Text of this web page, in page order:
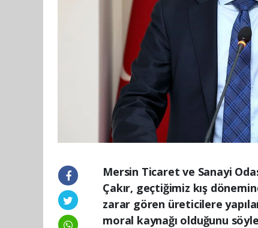
Mersin Ticaret ve Sanayi
Çakır, geçtiğimiz kış
zarar gören üreticilere
moral kaynağı olduğunu